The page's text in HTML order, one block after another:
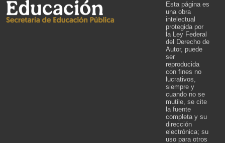
Esta página es
una obra
intelectual
protegida por
la Ley Federal
del Derecho de
Autor, puede
ser
reproducida
con fines no
lucrativos,
siempre y
cuando no se
mutile, se cite
la fuente
completa y su
dirección
electrónica; su
uso para otros